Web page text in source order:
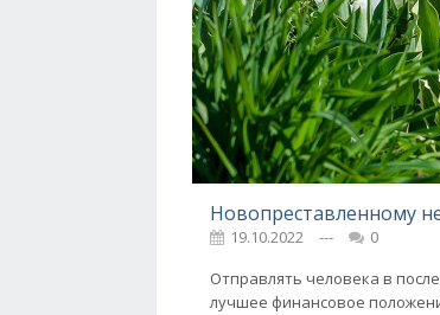
19.10.2022 ---
0
Отправлять человека в
лучшее финансовое